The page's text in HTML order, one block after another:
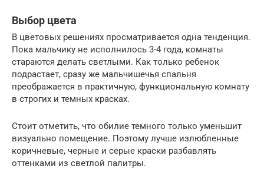
Выбор цвета
В цветовых решениях просматривается одна тенденция.
Пока мальчику не исполнилось 3-4 года, комнаты
стараются делать светлыми. Как только ребенок
подрастает, сразу же мальчишечья спальня
преображается в практичную, функциональную комнату
в строгих и темных красках.
Стоит отметить, что обилие темного только уменьшит
визуально помещение. Поэтому лучше излюбленные
коричневые, черные и серые краски разбавлять
оттенками из светлой палитры.